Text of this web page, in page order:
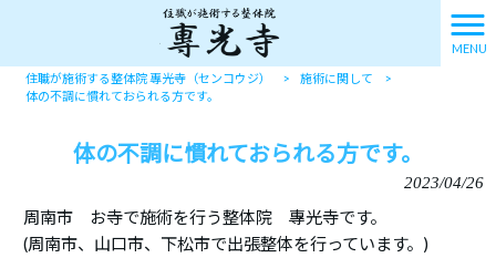
MENU
住職が施術する整体院 專光寺（センコウジ） > 施術に関して
>
体の不調に慣れておられる方です。
体の不調に慣れておられる方です。
2023/04/26
周南市 お寺で施術を行う整体院 專光寺です。
(周南市、山口市、下松市で出張整体を行っています。)